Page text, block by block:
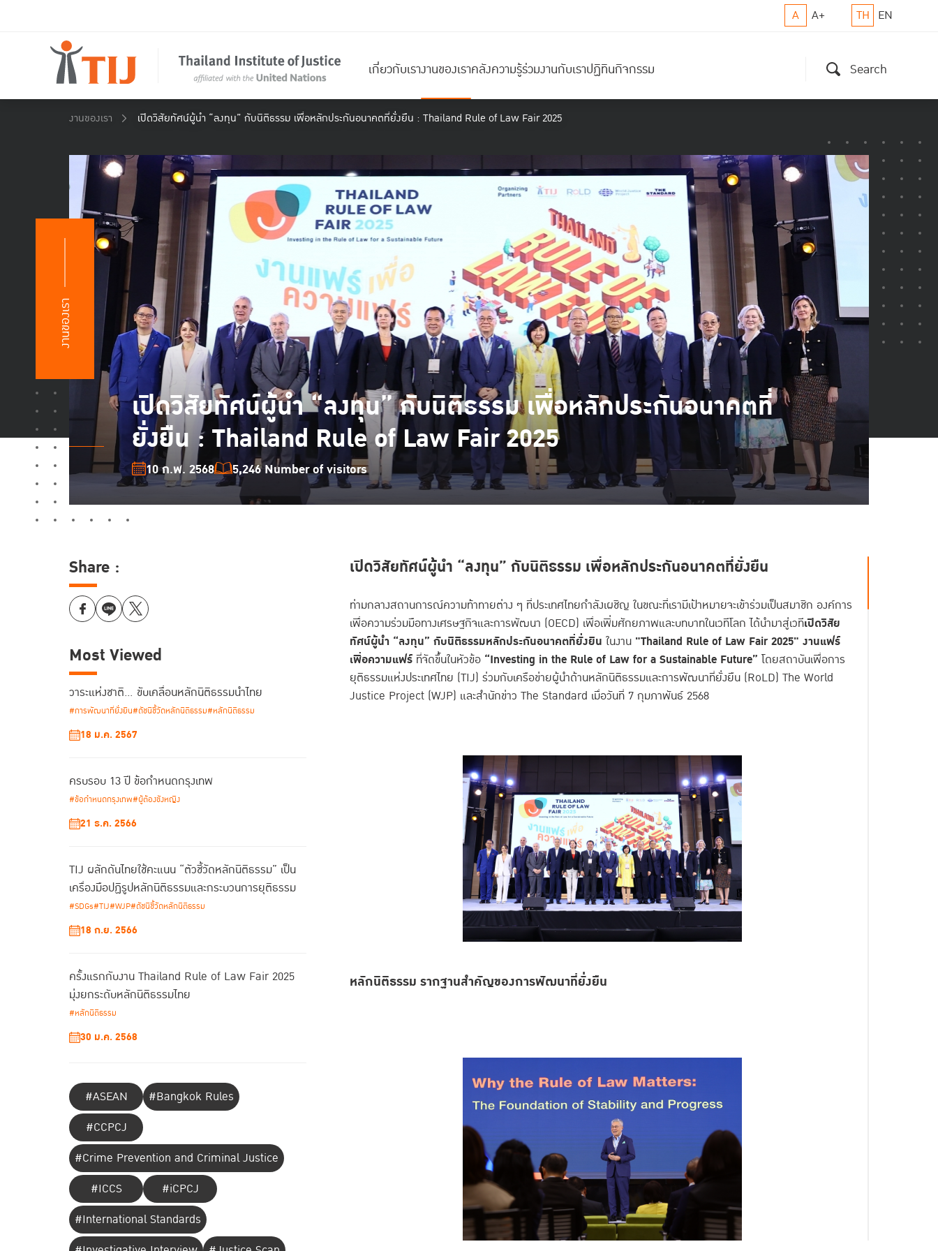
A A+ TH EN
เกี่ยวกับเรางานของเราคลังความรู้ร่วมงานกับเราปฏิทินกิจกรรม Search
งานของเรา เปิดวิสัยทัศน์ผู้นำ “ลงทุน” กับนิติธรรม เพื่อหลักประกันอนาคตที่ยั่งยืน : Thailand Rule of Law Fair 2025
งานของเรา
เปิดวิสัยทัศน์ผู้นำ “ลงทุน” กับนิติธรรม เพื่อหลักประกันอนาคตที่
ยั่งยืน : Thailand Rule of Law Fair 2025
10 ก.พ. 2568 5,246 Number of visitors
เปิดวิสัยทัศน์ผู้นำ “ลงทุน” กับนิติธรรม เพื่อหลักประกันอนาคตที่ยั่งยืน
ท่ามกลางสถานการณ์ความท้าทายต่าง ๆ ที่ประเทศไทยกำลังเผชิญ ในขณะที่เรามีเป้าหมายจะเข้าร่วมเป็นสมาชิก องค์การ
เพื่อความร่วมมือทางเศรษฐกิจและการพัฒนา (OECD) เพื่อเพิ่มศักยภาพและบทบาทในเวทีโลก ได้นำมาสู่เวทีเปิดวิสัย
ทัศน์ผู้นำ “ลงทุน” กับนิติธรรมหลักประกันอนาคตที่ยั่งยืน ในงาน "Thailand Rule of Law Fair 2025" งานแฟร์
เพื่อความแฟร์ที่จัดขึ้นในหัวข้อ “Investing in the Rule of Law for a Sustainable Future” โดยสถาบันเพื่อการ
ยุติธรรมแห่งประเทศไทย (TIJ) ร่วมกับเครือข่ายผู้นำด้านหลักนิติธรรมและการพัฒนาที่ยั่งยืน (RoLD) The World
Justice Project (WJP) และสำนักข่าว The Standard เมื่อวันที่ 7 กุมภาพันธ์ 2568
หลักนิติธรรม รากฐานสำคัญของการพัฒนาที่ยั่งยืน
Share :
Most Viewed
วาระแห่งชาติ… ขับเคลื่อนหลักนิติธรรมนำไทย
#การพัฒนาที่ยั่งยืน#ดัชนีชี้วัดหลักนิติธรรม#หลักนิติธรรม
18 ม.ค. 2567
ครบรอบ 13 ปี ข้อกำหนดกรุงเทพ
#ข้อกำหนดกรุงเทพ#ผู้ต้องขังหญิง
21 ธ.ค. 2566
TIJ ผลักดันไทยใช้คะแนน “ตัวชี้วัดหลักนิติธรรม” เป็น
เครื่องมือปฏิรูปหลักนิติธรรมและกระบวนการยุติธรรม
#SDGs#TIJ#WJP#ดัชนีชี้วัดหลักนิติธรรม
18 ก.ย. 2566
ครั้งแรกกับงาน Thailand Rule of Law Fair 2025
มุ่งยกระดับหลักนิติธรรมไทย
#หลักนิติธรรม
30 ม.ค. 2568
#ASEAN
#Bangkok Rules
#CCPCJ
#Crime Prevention and Criminal Justice
#ICCS
#iCPCJ
#International Standards